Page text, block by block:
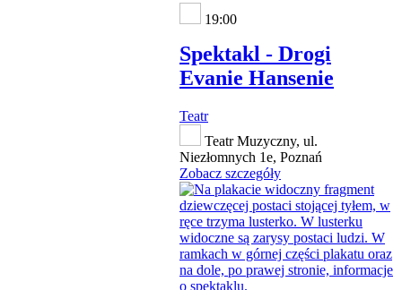
19:00
Spektakl - Drogi
Evanie Hansenie
Teatr
Teatr Muzyczny, ul.
Niezłomnych 1e, Poznań
Zobacz szczegóły